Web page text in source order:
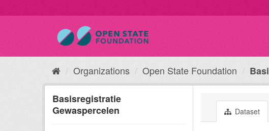
Organizations Open State Foundation
Basisregistratie
Gewaspercelen
Dataset